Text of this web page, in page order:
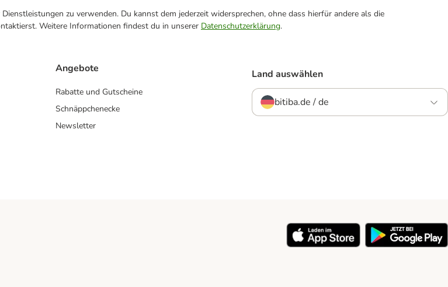
zu verwenden. Du kannst dem jederzeit widersprechen, ohne dass hierfür andere als die
Weitere Informationen findest du in unserer Datenschutzerklärung.
Angebote
Rabatte und Gutscheine
Schnäppchenecke
Newsletter
Land auswählen
bitiba.de / de